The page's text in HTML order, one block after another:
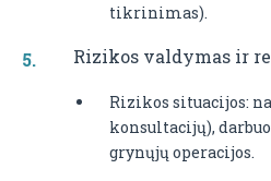
tikrinimas).
Rizikos valdymas ir
Rizikos situacijos:
konsultacijų),
grynųjų operacijos.